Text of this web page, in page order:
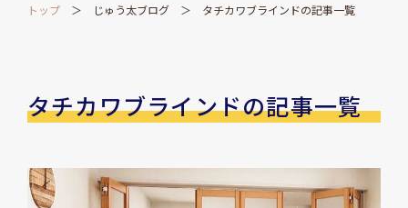
トップ じゅう太ブログ タチカワブラインドの記事一覧
タチカワブラインドの記事一覧